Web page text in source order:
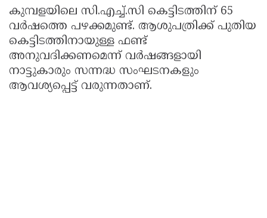
കുമ്പളയിലെ സി.എച്ച്.സി കെട്ടിടത്തിന് 65
വർഷത്തെ പഴക്കമുണ്ട്. ആശുപത്രിക്ക് പുതിയ
കെട്ടിടത്തിനായുള്ള ഫണ്ട്
അനുവദിക്കണമെന്ന് വർഷങ്ങളായി
നാട്ടുകാരും സന്നദ്ധ സംഘടനകളും
ആവശ്യപ്പെട്ട് വരുന്നതാണ്.